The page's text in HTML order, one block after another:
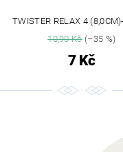
TWISTER RELAX 4
10,90 Kč(–35 %)
7 Kč